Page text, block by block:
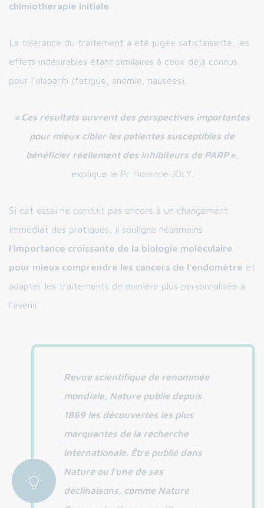
chimiothérapie initiale
La tolérance du traitement a été jugée satisfaisante, les
effets indésirables étant similaires à ceux déjà connus
pour l’olaparib (fatigue, anémie, nausées).
« Ces résultats ouvrent des perspectives importantes
pour mieux cibler les patientes susceptibles de
bénéficier réellement des inhibiteurs de PARP »,
explique le Pr Florence JOLY.
Si cet essai ne conduit pas encore à un changement
immédiat des pratiques, il souligne néanmoins
l’importance croissante de la biologie moléculaire
pour mieux comprendre les cancers de l’endomètre et
adapter les traitements de manière plus personnalisée à
l’avenir.
Revue scientifique de renommée
mondiale, Nature publie depuis
1869 les découvertes les plus
marquantes de la recherche
internationale. Être publié dans
Nature ou l’une de ses
déclinaisons, comme Nature